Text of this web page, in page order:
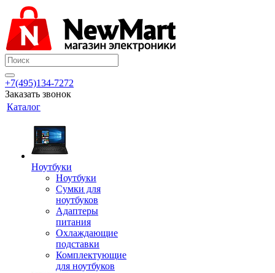
+7(495)134-7272
Заказать звонок
Каталог
Ноутбуки
Ноутбуки
Сумки для
ноутбуков
Адаптеры
питания
Охлаждающие
подставки
Комплектующие
для ноутбуков